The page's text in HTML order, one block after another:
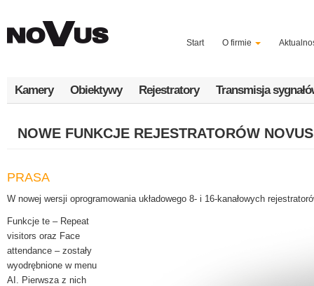
treści
Start O firmie
Kamery Obiektywy Rejestratory Transmisja
NOWE FUNKCJE REJESTRATORÓW
PRASA
W nowej wersji oprogramowania układowego 8- i 16-kanałowych
Funkcje te – Repeat
visitors oraz Face
attendance – zostały
wyodrębnione w menu
AI. Pierwsza z nich